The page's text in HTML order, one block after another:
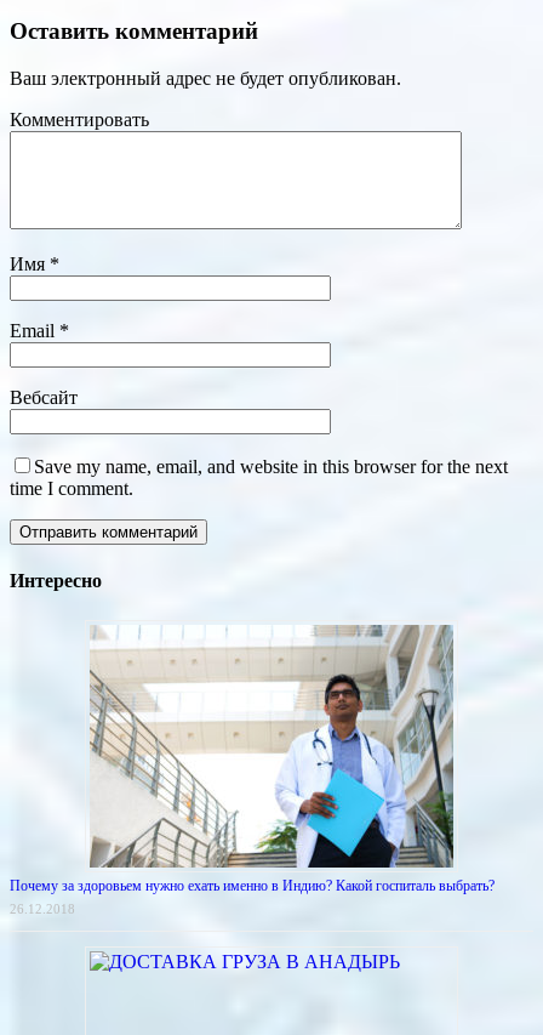
Оставить комментарий
Ваш электронный адрес не будет опубликован.
Комментировать
Имя *
Email *
Вебсайт
Save my name, email, and website in this browser for the next
time I comment.
Интересно
Почему за здоровьем нужно ехать именно в Индию? Какой госпиталь выбрать?
26.12.2018